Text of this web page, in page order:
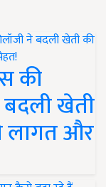
की
बदली खेती
लागत और